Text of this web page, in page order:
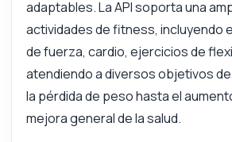
adaptables. La API soporta una
actividades de fitness, incluyendo
de fuerza, cardio, ejercicios de
atendiendo a diversos objetivos
la pérdida de peso hasta el
mejora general de la salud.
Pregunta lo que quieras
¡Hola! Pregúntame lo que